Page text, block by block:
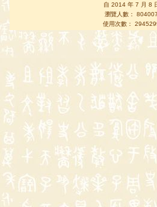
自 2014 年 7 月 8
瀏覽人數：
使用次數：